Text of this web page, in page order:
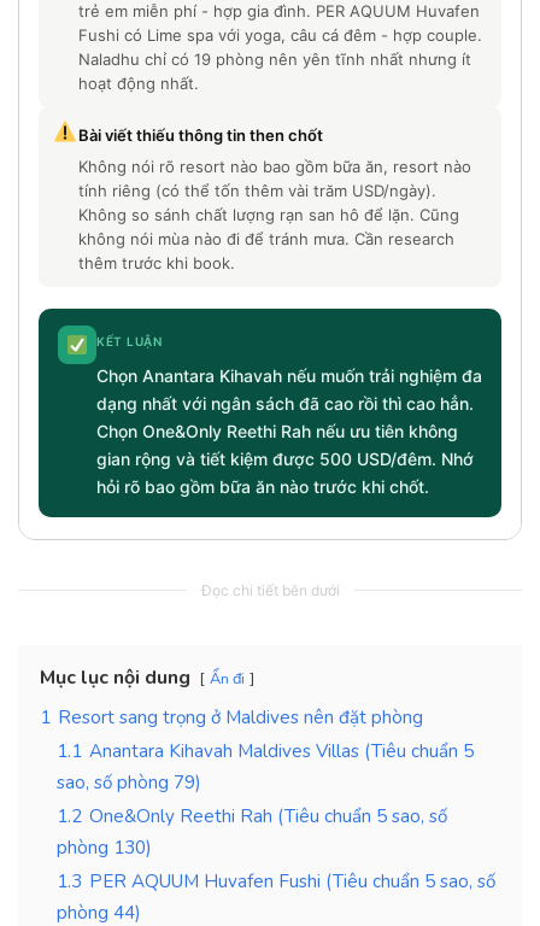
trẻ em miễn phí - hợp gia đình. PER AQUUM Huvafen
Fushi có Lime spa với yoga, câu cá đêm - hợp couple.
Naladhu chỉ có 19 phòng nên yên tĩnh nhất nhưng ít
hoạt động nhất.
Bài viết thiếu thông tin then chốt
Không nói rõ resort nào bao gồm bữa ăn, resort nào
tính riêng (có thể tốn thêm vài trăm USD/ngày).
Không so sánh chất lượng rạn san hô để lặn. Cũng
không nói mùa nào đi để tránh mưa. Cần research
thêm trước khi book.
KẾT LUẬN
Chọn Anantara Kihavah nếu muốn trải nghiệm đa
dạng nhất với ngân sách đã cao rồi thì cao hẳn.
Chọn One&Only Reethi Rah nếu ưu tiên không
gian rộng và tiết kiệm được 500 USD/đêm. Nhớ
hỏi rõ bao gồm bữa ăn nào trước khi chốt.
Đọc chi tiết bên dưới
Mục lục nội dung Ẩn đi
1 Resort sang trọng ở Maldives nên đặt phòng
1.1 Anantara Kihavah Maldives Villas (Tiêu chuẩn 5
sao, số phòng 79)
1.2 One&Only Reethi Rah (Tiêu chuẩn 5 sao, số
phòng 130)
1.3 PER AQUUM Huvafen Fushi (Tiêu chuẩn 5 sao, số
phòng 44)